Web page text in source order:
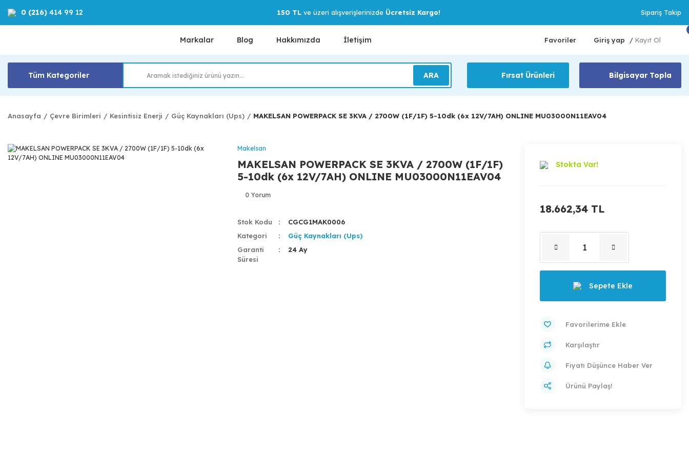
0 (216) 414 99 12 150 TLve üzeri alışverişlerinizde Ücretsiz Kargo! Sipariş Takip
Markalar Blog Hakkımızda İletişim Favoriler Giriş yap / Kayıt Ol
Tüm Kategoriler ARA Fırsat Ürünleri Bilgisayar Topla
Anasayfa Çevre Birimleri Kesintisiz Enerji Güç Kaynakları (Ups) MAKELSAN POWERPACK SE 3KVA / 2700W (1F/1F) 5-10dk (6x 12V/7AH) ONLINE MU03000N11EAV04
Makelsan
MAKELSAN POWERPACK SE 3KVA / 2700W (1F/1F)
5-10dk (6x 12V/7AH) ONLINE MU03000N11EAV04
0 Yorum
Stok Kodu
CGCG1MAK0006
Kategori
Güç Kaynakları (Ups)
Garanti
Süresi
24 Ay
Stokta Var!
18.662,34 TL
Sepete Ekle
Karşılaştır
Fiyatı Düşünce Haber Ver
Ürünü Paylaş!